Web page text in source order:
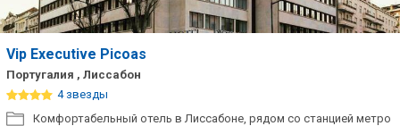
Vip Executive Picoas
Португалия , Лиссабон
4 звезды
Комфортабельный отель в Лиссабоне, рядом со станцией метро